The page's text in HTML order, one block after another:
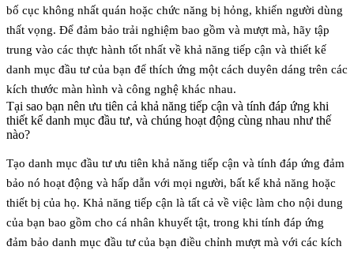
bố cục không nhất quán hoặc chức năng bị hỏng, khiến người dùng
thất vọng. Để đảm bảo trải nghiệm bao gồm và mượt mà, hãy tập
trung vào các thực hành tốt nhất về khả năng tiếp cận và thiết kế
danh mục đầu tư của bạn để thích ứng một cách duyên dáng trên các
kích thước màn hình và công nghệ khác nhau.
Tại sao bạn nên ưu tiên cả khả năng tiếp cận và tính đáp ứng khi
thiết kế danh mục đầu tư, và chúng hoạt động cùng nhau như thế
nào?
Tạo danh mục đầu tư ưu tiên khả năng tiếp cận và tính đáp ứng đảm
bảo nó hoạt động và hấp dẫn với mọi người, bất kể khả năng hoặc
thiết bị của họ. Khả năng tiếp cận là tất cả về việc làm cho nội dung
của bạn bao gồm cho cá nhân khuyết tật, trong khi tính đáp ứng
đảm bảo danh mục đầu tư của bạn điều chỉnh mượt mà với các kích